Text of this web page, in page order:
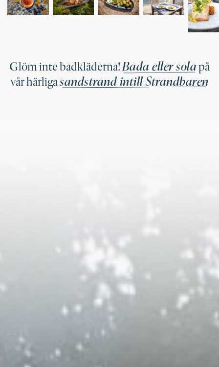
Glöm inte badkläderna!Bada eller solapå
vår härligasandstrand intill Strandbaren